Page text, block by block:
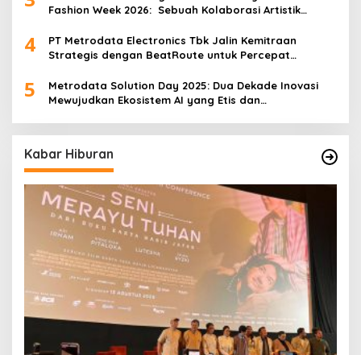
Fashion Week 2026: Sebuah Kolaborasi Artistik
Eksperimen Robotik ‘R.AT.S’ Lab
4
PT Metrodata Electronics Tbk Jalin Kemitraan
Strategis dengan BeatRoute untuk Percepat
5
Metrodata Solution Day 2025: Dua Dekade Inovasi
Mewujudkan Ekosistem AI yang Etis dan
Kabar Hiburan